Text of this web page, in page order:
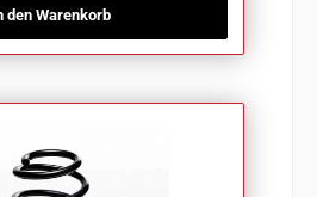
den Warenkorb